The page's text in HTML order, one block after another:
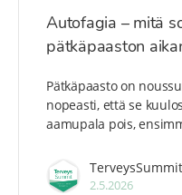
Autofagia – mitä
pätkäpaaston
Pätkäpaasto on
nopeasti, että se
aamupala pois,
TerveysSummit
2.5.2026